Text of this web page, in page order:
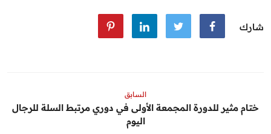
شارك
السابق
ختام مثير للدورة المجمعة الأولى في دوري مرتبط السلة للرجال
اليوم